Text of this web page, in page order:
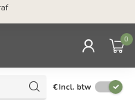
0
€Incl. btw